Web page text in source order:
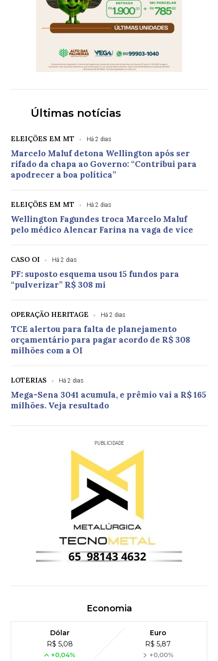
Últimas notícias
ELEIÇÕES EM MT Há 2 dias
Marcelo Maluf detona Wellington após ser
rifado da chapa ao Governo: “Contribui para
apodrecer a boa política”
ELEIÇÕES EM MT Há 2 dias
Wellington Fagundes troca Marcelo Maluf
pelo médico Alencar Farina na vaga de vice
CASO OI Há 2 dias
PF: suposto esquema usou 15 fundos para
“pulverizar” R$ 308 mi
OPERAÇÃO HERITAGE Há 2 dias
TCE alertou para falta de planejamento
orçamentário para pagar acordo de R$ 308
milhões com a OI
LOTERIAS Há 2 dias
Mega-Sena 3041 acumula, e prêmio vai a R$ 165
milhões. Veja resultado
PUBLICIDADE
Economia
Dólar
R$ 5,08
+0,04%
Euro
R$ 5,87
+0,00%